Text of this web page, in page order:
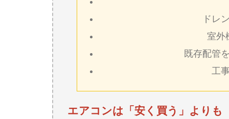
ドレ
室外
既存配管
工
エアコンは「安く買う」よりも